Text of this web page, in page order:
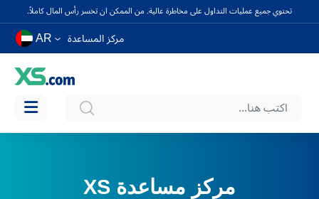
تحتوي جميع عمليات التداول على مخاطرة عالية. من الممكن ان تخسر رأس المال كاملاً.
مركز المساعدة AR
مركز مساعدة XS